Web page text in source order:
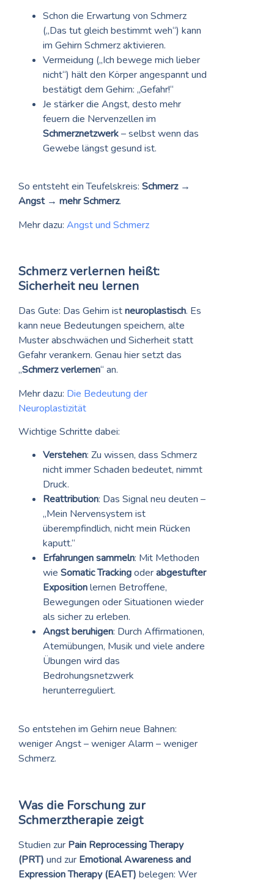
Schon die Erwartung von Schmerz
(„Das tut gleich bestimmt weh“) kann
im Gehirn Schmerz aktivieren.
Vermeidung („Ich bewege mich lieber
nicht“) hält den Körper angespannt und
bestätigt dem Gehirn: „Gefahr!“
Je stärker die Angst, desto mehr
feuern die Nervenzellen im
Schmerznetzwerk– selbst wenn das
Gewebe längst gesund ist.
So entsteht ein Teufelskreis: Schmerz →
Angst → mehr Schmerz.
Mehr dazu: Angst und Schmerz
Schmerz verlernen heißt:
Sicherheit neu lernen
Das Gute: Das Gehirn istneuroplastisch. Es
kann neue Bedeutungen speichern, alte
Muster abschwächen und Sicherheit statt
Gefahr verankern. Genau hier setzt das
„Schmerz verlernen“ an.
Mehr dazu: Die Bedeutung der
Neuroplastizität
Wichtige Schritte dabei:
Verstehen: Zu wissen, dass Schmerz
nicht immer Schaden bedeutet, nimmt
Druck.
Reattribution: Das Signal neu deuten –
„Mein Nervensystem ist
überempfindlich, nicht mein Rücken
kaputt.“
Erfahrungen sammeln: Mit Methoden
wie Somatic Trackingoderabgestufter
Expositionlernen Betroffene,
Bewegungen oder Situationen wieder
als sicher zu erleben.
Angst beruhigen: Durch Affirmationen,
Atemübungen, Musik und viele andere
Übungen wird das
Bedrohungsnetzwerk
herunterreguliert.
So entstehen im Gehirn neue Bahnen:
weniger Angst – weniger Alarm – weniger
Schmerz.
Was die Forschung zur
Schmerztherapie zeigt
Studien zur Pain Reprocessing Therapy
(PRT) und zur Emotional Awareness and
Expression Therapy (EAET) belegen: Wer